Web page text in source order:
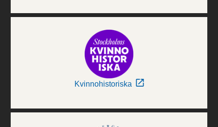
Kvinnohistoriska